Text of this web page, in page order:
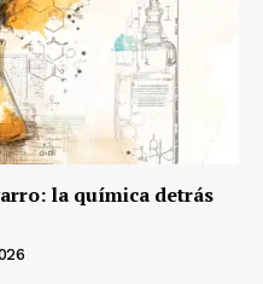
la química detrás